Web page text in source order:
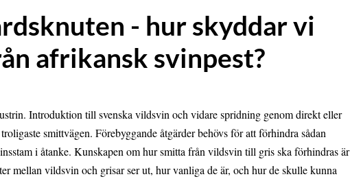
- hur skyddar vi
afrikansk svinpest?
Introduktion till svenska vildsvin och vidare spridning genom direkt eller
smittvägen. Förebyggande åtgärder behövs för att förhindra sådan
i åtanke. Kunskapen om hur smitta från vildsvin till gris ska förhindras är
mellan vildsvin och grisar ser ut, hur vanliga de är, och hur de skulle kunna